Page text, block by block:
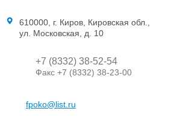
610000, г. Киров, Кировская обл.,
ул. Московская, д. 10
+7 (8332) 38-52-54
Факс +7 (8332) 38-23-00
fpoko@list.ru